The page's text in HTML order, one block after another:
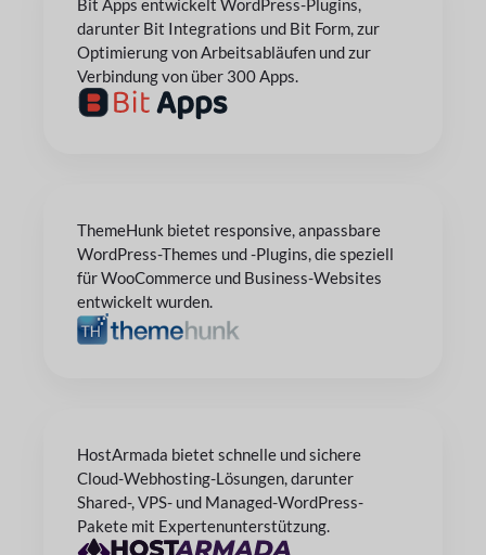
Bit Apps entwickelt WordPress-Plugins,
darunter Bit Integrations und Bit Form, zur
Optimierung von Arbeitsabläufen und zur
Verbindung von über 300 Apps.
ThemeHunk bietet responsive, anpassbare
WordPress-Themes und -Plugins, die speziell
für WooCommerce und Business-Websites
entwickelt wurden.
HostArmada bietet schnelle und sichere
Cloud-Webhosting-Lösungen, darunter
Shared-, VPS- und Managed-WordPress-
Pakete mit Expertenunterstützung.